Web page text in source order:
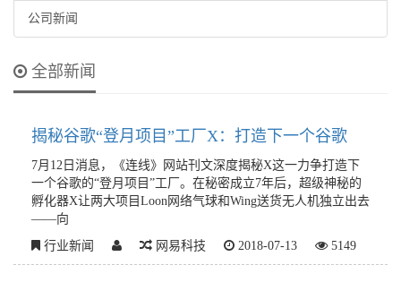
公司新闻
全部新闻
揭秘谷歌“登月项目”工厂X：打造下一个谷歌
7月12日消息，《连线》网站刊文深度揭秘X这一力争打造下
一个谷歌的“登月项目”工厂。在秘密成立7年后，超级神秘的
孵化器X让两大项目Loon网络气球和Wing送货无人机独立出去
——向
行业新闻
网易科技 2018-07-13 5149